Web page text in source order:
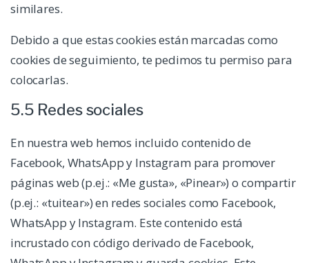
similares.
Debido a que estas cookies están marcadas como
cookies de seguimiento, te pedimos tu permiso para
colocarlas.
5.5 Redes sociales
En nuestra web hemos incluido contenido de
Facebook, WhatsApp y Instagram para promover
páginas web (p.ej.: «Me gusta», «Pinear») o compartir
(p.ej.: «tuitear») en redes sociales como Facebook,
WhatsApp y Instagram. Este contenido está
incrustado con código derivado de Facebook,